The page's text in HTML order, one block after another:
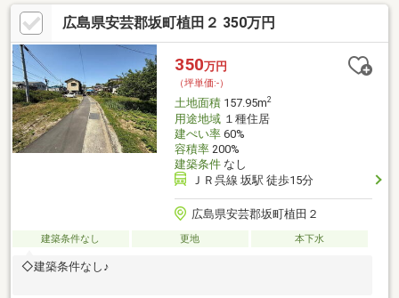
広島県安芸郡坂町植田２ 350万円
350万円
（坪単価:-）
土地面積157.95m2
用途地域１種住居
建ぺい率60%
容積率200%
建築条件なし
ＪＲ呉線 坂駅 徒歩15分
広島県安芸郡坂町植田２
建築条件なし 更地 本下水
◇建築条件なし♪